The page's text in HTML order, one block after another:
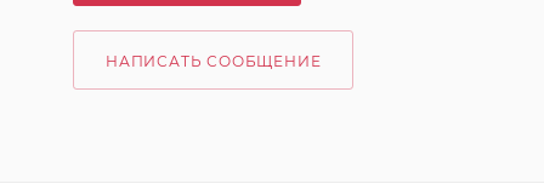
НАПИСАТЬ СООБЩЕНИЕ